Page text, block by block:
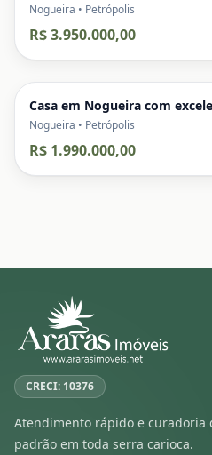
Nogueira • Petrópolis
R$ 3.950.000,00
Casa em Nogueira com
Nogueira • Petrópolis
R$ 1.990.000,00
CRECI: 10376
Atendimento rápido e curadoria
padrão em toda serra carioca.